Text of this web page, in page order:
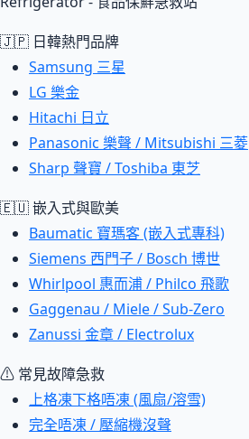
🇯🇵 日韓熱門品牌
Samsung 三星
LG 樂金
Hitachi 日立
Panasonic 樂聲 / Mitsubishi 三菱
Sharp 聲寶 / Toshiba 東芝
🇪🇺 嵌入式與歐美
Baumatic 寶瑪客 (嵌入式專科)
Siemens 西門子 / Bosch 博世
Whirlpool 惠而浦 / Philco 飛歌
Gaggenau / Miele / Sub-Zero
Zanussi 金章 / Electrolux
⚠ 常見故障急救
上格凍下格唔凍 (風扇/溶雪)
完全唔凍 / 壓縮機沒聲